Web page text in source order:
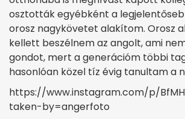
osztották egyébként a
orosz nagykövetet alakítom. Orosz
kellett beszélnem az angolt, ami
gondot, mert a generációm többi
hasonlóan közel tíz évig tanultam a
https://www.instagram.com/p/
taken-by=angerfoto